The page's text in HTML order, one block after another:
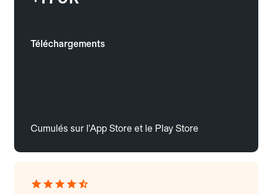
Téléchargements
Cumulés sur l'App Store et le Play Store